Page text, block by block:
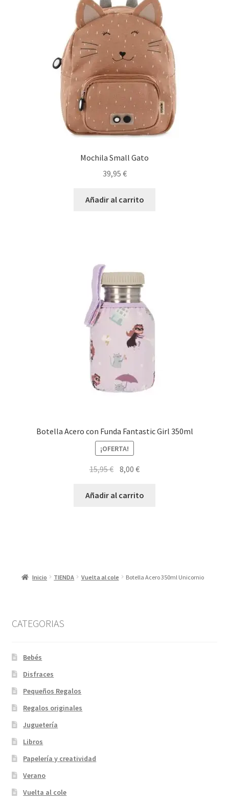
Mochila Small Gato
39,95 €
Añadir al carrito
Botella Acero con Funda Fantastic Girl 350ml
¡OFERTA!
15,95€ El
original
8,00€El
actual
Añadir al carrito
Inicio TIENDA Vuelta al cole Botella Acero 350ml Unicornio
CATEGORIAS
Bebés
Disfraces
Pequeños Regalos
Regalos originales
Juguetería
Libros
Papelería y creatividad
Verano
Vuelta al cole